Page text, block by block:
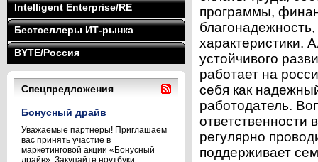
Intelligent Enterprise/RE
Бестселлеры ИТ-рынка
BYTE/Россия
Спецпредложения
Бонусный драйв
Уважаемые партнеры! Приглашаем
вас принять участие в
маркетинговой акции «Бонусный
драйв». Закупайте ноутбуки,
программы,
характеристики.
устойчивого
работает на
себя как
работодатель.
ответственности
регулярно
поддерживает